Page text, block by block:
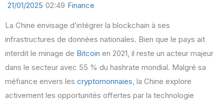
21/01/2025 02:49 Finance
La Chine envisage d’intégrer la blockchain à ses
infrastructures de données nationales. Bien que le pays ait
interdit le minage de Bitcoin en 2021, il reste un acteur majeur
dans le secteur avec 55 % du hashrate mondial. Malgré sa
méfiance envers les cryptomonnaies, la Chine explore
activement les opportunités offertes par la technologie